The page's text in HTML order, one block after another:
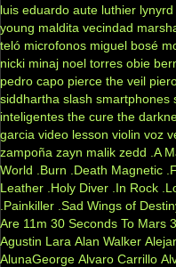
luis eduardo aute luthier
young maldita vecindad
teló microfonos miguel bosé
nicki minaj noel torres obie
pedro capo pierce the veil
siddhartha slash smartphones
inteligentes the cure the
garcia video lesson violin voz
zampoña zayn malik zedd .A
World
.Burn .Death Magnetic
Leather .Holy Diver .In Rock
.Painkiller .Sad Wings of
Are 11m 30 Seconds To Mars
Agustin Lara Alan Walker
AlunaGeorge Alvaro Carrillo